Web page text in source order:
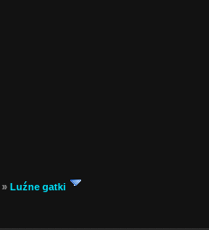
» Luźne gatki